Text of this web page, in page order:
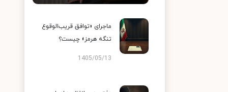
ماجرای «توافق قریب‌الوقوع
تنگه هرمز» چیست؟
1405/05/13